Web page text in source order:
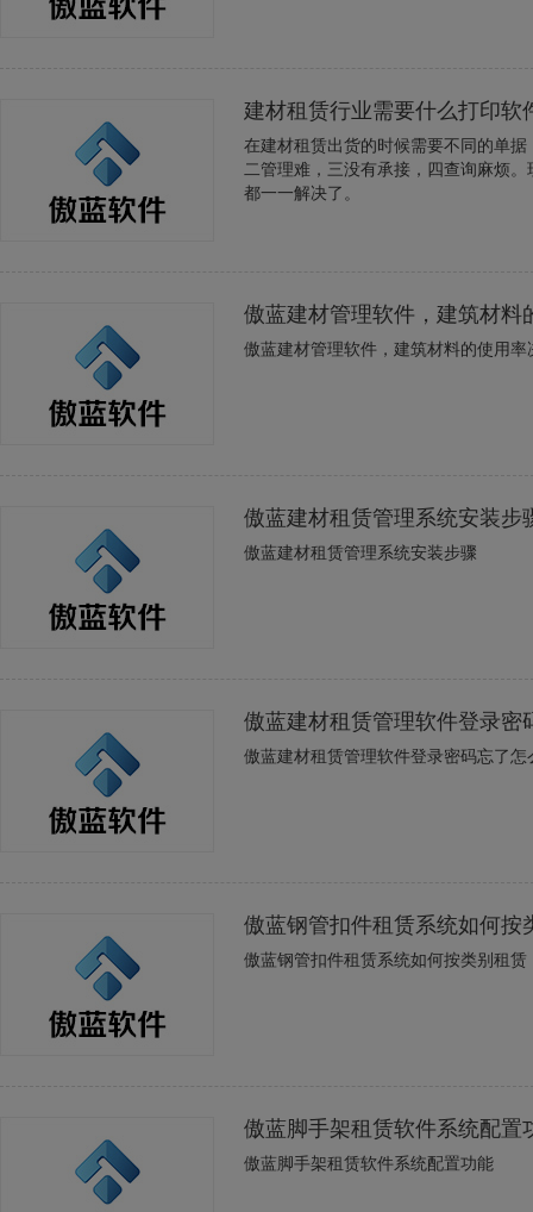
建材租赁行业需要什么打印软
在建材租赁出货的时候需要不同的单
二管理难，三没有承接，四查询麻烦
都一一解决了。
傲蓝建材管理软件，建筑材料
傲蓝建材管理软件，建筑材料的使用率
傲蓝建材租赁管理系统安装步
傲蓝建材租赁管理系统安装步骤
傲蓝建材租赁管理软件登录密
傲蓝建材租赁管理软件登录密码忘了怎
傲蓝钢管扣件租赁系统如何按
傲蓝钢管扣件租赁系统如何按类别租赁
傲蓝脚手架租赁软件系统配置
傲蓝脚手架租赁软件系统配置功能